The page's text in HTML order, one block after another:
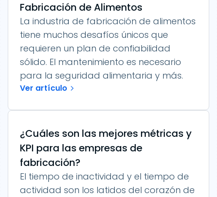
Fabricación de Alimentos
La industria de fabricación de alimentos
tiene muchos desafíos únicos que
requieren un plan de confiabilidad
sólido. El mantenimiento es necesario
para la seguridad alimentaria y más.
Ver artículo
¿Cuáles son las mejores métricas y
KPI para las empresas de
fabricación?
El tiempo de inactividad y el tiempo de
actividad son los latidos del corazón de